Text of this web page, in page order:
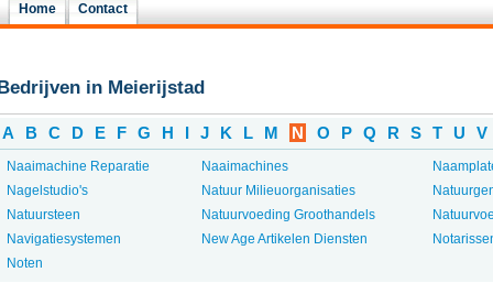
Home Contact
in Meierijstad
A B C D E F G H I J K L M N O P Q R S T U V
Naaimachine Reparatie
Nagelstudio's
Natuursteen
Navigatiesystemen
Noten
Naaimachines
Natuur Milieuorganisaties
Natuurvoeding Groothandels
New Age Artikelen Diensten